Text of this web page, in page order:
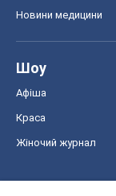
Новини медицини
Шоу
Афіша
Краса
Жіночий журнал